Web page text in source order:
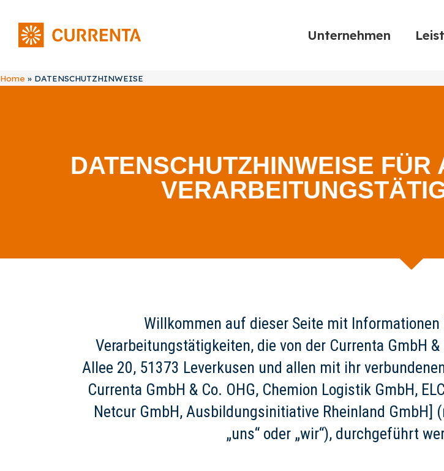
Unternehmen
Home » DATENSCHUTZHINWEISE
DATENSCHUTZHINWEISE FÜR
Willkommen auf dieser Seite mit
Verarbeitungstätigkeiten, die von der Currenta GmbH &
Allee 20, 51373 Leverkusen und allen mit ihr
Currenta GmbH & Co. OHG, Chemion Logistik GmbH,
Netcur GmbH, Ausbildungsinitiative Rheinland GmbH]
„uns“ oder „wir“), durchgeführt